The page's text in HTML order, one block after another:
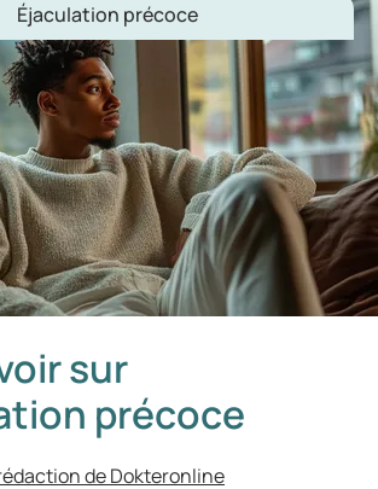
Éjaculation précoce
sur
précoce
de Dokteronline